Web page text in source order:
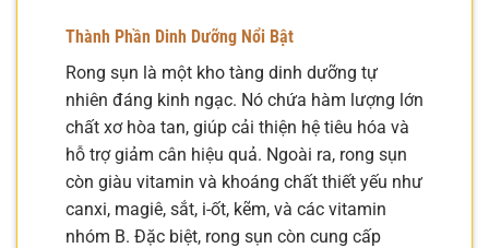
Thành Phần Dinh Dưỡng Nổi Bật
Rong sụn là một kho tàng dinh dưỡng tự
nhiên đáng kinh ngạc. Nó chứa hàm lượng lớn
chất xơ hòa tan, giúp cải thiện hệ tiêu hóa và
hỗ trợ giảm cân hiệu quả. Ngoài ra, rong sụn
còn giàu vitamin và khoáng chất thiết yếu như
canxi, magiê, sắt, i-ốt, kẽm, và các vitamin
nhóm B. Đặc biệt, rong sụn còn cung cấp